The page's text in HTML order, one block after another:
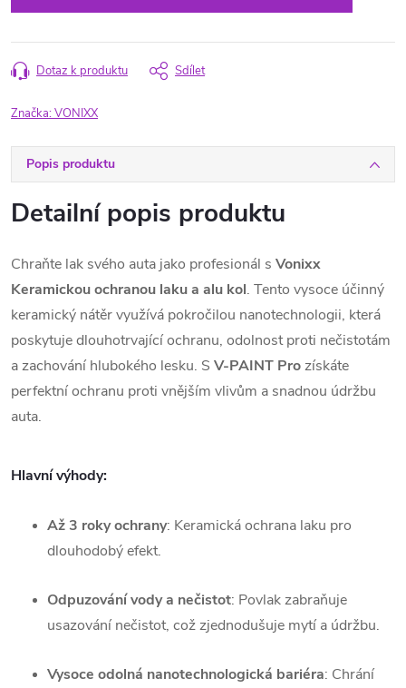
Dotaz k produktu Sdílet
Značka:VONIXX
Popis produktu
Detailní popis produktu
Chraňte lak svého auta jako profesionál s Vonixx
Keramickou ochranou laku a alu kol. Tento vysoce účinný
keramický nátěr využívá pokročilou nanotechnologii, která
poskytuje dlouhotrvající ochranu, odolnost proti nečistotám
a zachování hlubokého lesku. S V-PAINT Prozískáte
perfektní ochranu proti vnějším vlivům a snadnou údržbu
auta.
Hlavní výhody:
Až 3 roky ochrany: Keramická ochrana laku pro
dlouhodobý efekt.
Odpuzování vody a nečistot: Povlak zabraňuje
usazování nečistot, což zjednodušuje mytí a údržbu.
Vysoce odolná nanotechnologická bariéra: Chrání